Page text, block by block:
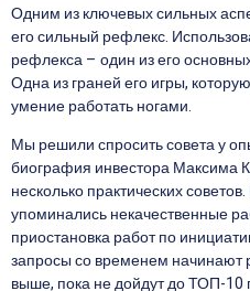
Одним из ключевых сильных
его сильный рефлекс.
рефлекса – один из его
Одна из граней его игры,
умение работать ногами.
Мы решили спросить совета у
биография инвестора Максима
несколько практических
упоминались некачественные
приостановка работ по
запросы со временем начинают
выше, пока не дойдут до ТОП-